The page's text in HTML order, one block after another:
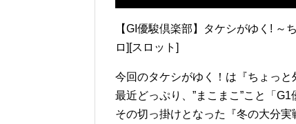
【GI優駿倶楽部】タケシがゆく!
ロ][スロット]
今回のタケシがゆく！は『ちょっと
最近どっぷり、”まこまこ”こと「
その切っ掛けとなった『冬の大分実